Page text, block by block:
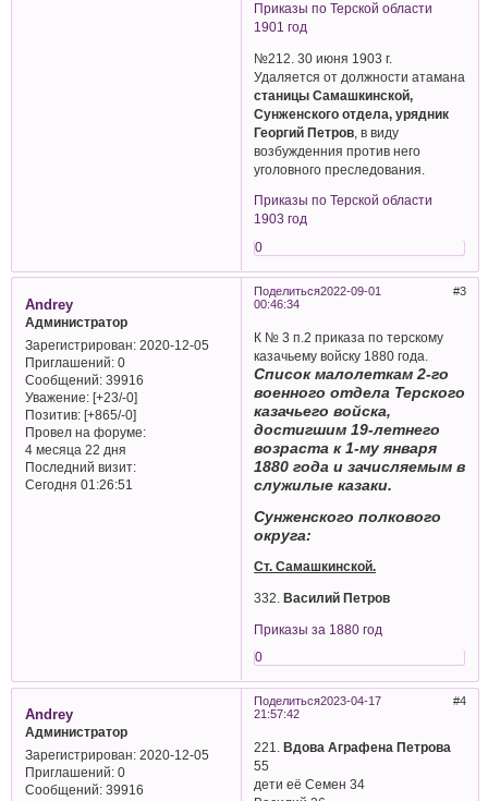
Приказы по Терской области
1901 год
№212. 30 июня 1903 г.
Удаляется от должности атамана
станицы Самашкинской,
Сунженского отдела, урядник
Георгий Петров , в виду
возбужденния против него
уголовного преследования.
Приказы по Терской области
1903 год
0
Поделиться 3
2022-09-01
00:46:34
Andrey
Администратор
Зарегистрирован: 2020-12-05
Приглашений:0
Сообщений:39916
Уважение: [+23/-0]
Позитив: [+865/-0]
Провел на форуме:
4 месяца 22 дня
Последний визит:
Сегодня 01:26:51
К № 3 п.2 приказа по терскому
казачьему войску 1880 года.
Список малолеткам 2-го
военного отдела Терского
казачьего войска,
достигшим 19-летнего
возраста к 1-му января
1880 года и зачисляемым в
служилые казаки.
Сунженского полкового
округа:
Ст. Самашкинской.
332.Василий Петров
Приказы за 1880 год
0
Поделиться 4
2023-04-17
21:57:42
Andrey
Администратор
Зарегистрирован: 2020-12-05
Приглашений:0
Сообщений:39916
221.
Вдова Аграфена Петрова
55
дети её Семен 34